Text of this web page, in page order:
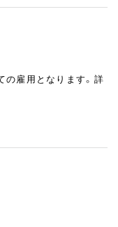
の雇用となります。詳